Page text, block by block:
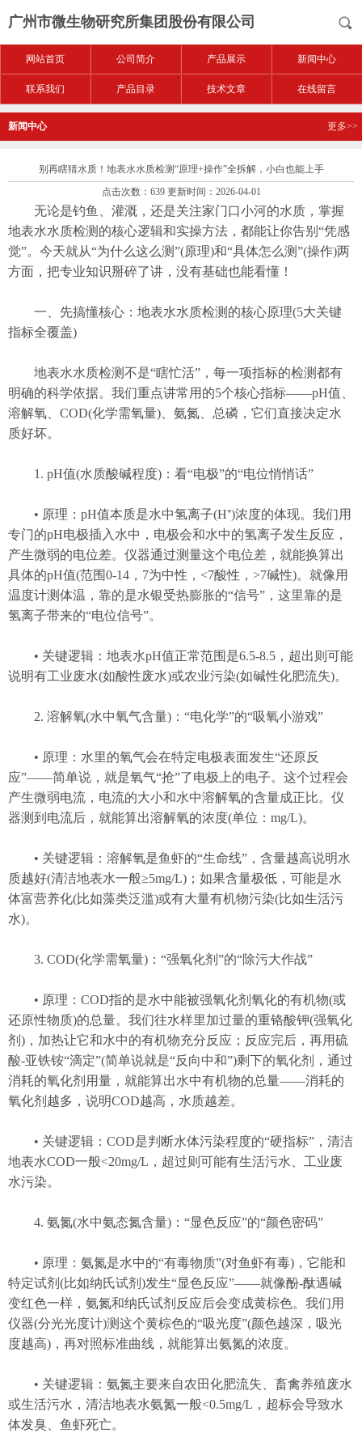
广州市微生物研究所集团股份有限公司
网站首页 公司简介 产品展示 新闻中心
联系我们 产品目录 技术文章 在线留言
新闻中心 更多>>
别再瞎猜水质！地表水水质检测“原理+操作”全拆解，小白也能上手
点击次数：639 更新时间：2026-04-01
无论是钓鱼、灌溉，还是关注家门口小河的水质，掌握
地表水水质检测的核心逻辑和实操方法，都能让你告别“凭感
觉”。今天就从“为什么这么测”(原理)和“具体怎么测”(操作)两
方面，把专业知识掰碎了讲，没有基础也能看懂！
一、先搞懂核心：地表水水质检测的核心原理(5大关键
指标全覆盖)
地表水水质检测不是“瞎忙活”，每一项指标的检测都有
明确的科学依据。我们重点讲常用的5个核心指标——pH值、
溶解氧、COD(化学需氧量)、氨氮、总磷，它们直接决定水
质好坏。
1. pH值(水质酸碱程度)：看“电极”的“电位悄悄话”
• 原理：pH值本质是水中氢离子(H⁺)浓度的体现。我们用
专门的pH电极插入水中，电极会和水中的氢离子发生反应，
产生微弱的电位差。仪器通过测量这个电位差，就能换算出
具体的pH值(范围0-14，7为中性，<7酸性，>7碱性)。就像用
温度计测体温，靠的是水银受热膨胀的“信号”，这里靠的是
氢离子带来的“电位信号”。
• 关键逻辑：地表水pH值正常范围是6.5-8.5，超出则可能
说明有工业废水(如酸性废水)或农业污染(如碱性化肥流失)。
2. 溶解氧(水中氧气含量)：“电化学”的“吸氧小游戏”
• 原理：水里的氧气会在特定电极表面发生“还原反
应”——简单说，就是氧气“抢”了电极上的电子。这个过程会
产生微弱电流，电流的大小和水中溶解氧的含量成正比。仪
器测到电流后，就能算出溶解氧的浓度(单位：mg/L)。
• 关键逻辑：溶解氧是鱼虾的“生命线”，含量越高说明水
质越好(清洁地表水一般≥5mg/L)；如果含量极低，可能是水
体富营养化(比如藻类泛滥)或有大量有机物污染(比如生活污
水)。
3. COD(化学需氧量)：“强氧化剂”的“除污大作战”
• 原理：COD指的是水中能被强氧化剂氧化的有机物(或
还原性物质)的总量。我们往水样里加过量的重铬酸钾(强氧化
剂)，加热让它和水中的有机物充分反应；反应完后，再用硫
酸-亚铁铵“滴定”(简单说就是“反向中和”)剩下的氧化剂，通过
消耗的氧化剂用量，就能算出水中有机物的总量——消耗的
氧化剂越多，说明COD越高，水质越差。
• 关键逻辑：COD是判断水体污染程度的“硬指标”，清洁
地表水COD一般<20mg/L，超过则可能有生活污水、工业废
水污染。
4. 氨氮(水中氨态氮含量)：“显色反应”的“颜色密码”
• 原理：氨氮是水中的“有毒物质”(对鱼虾有毒)，它能和
特定试剂(比如纳氏试剂)发生“显色反应”——就像酚-酞遇碱
变红色一样，氨氮和纳氏试剂反应后会变成黄棕色。我们用
仪器(分光光度计)测这个黄棕色的“吸光度”(颜色越深，吸光
度越高)，再对照标准曲线，就能算出氨氮的浓度。
• 关键逻辑：氨氮主要来自农田化肥流失、畜禽养殖废水
或生活污水，清洁地表水氨氮一般<0.5mg/L，超标会导致水
体发臭、鱼虾死亡。